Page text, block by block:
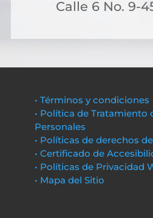
Calle 6 No. 9-
• Términos y condiciones
• Política de Tratamiento
Personales
• Políticas de derechos
• Certificado de
• Políticas de Privacidad
• Mapa del Sitio